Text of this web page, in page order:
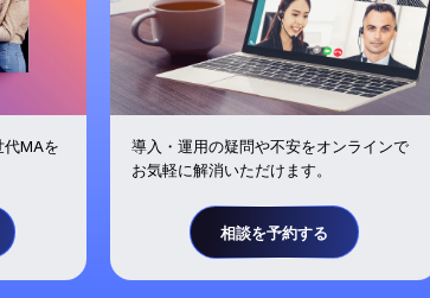
代MAを
導入・運用の疑問や不安をオンラインで
お気軽に解消いただけます。
相談を予約する